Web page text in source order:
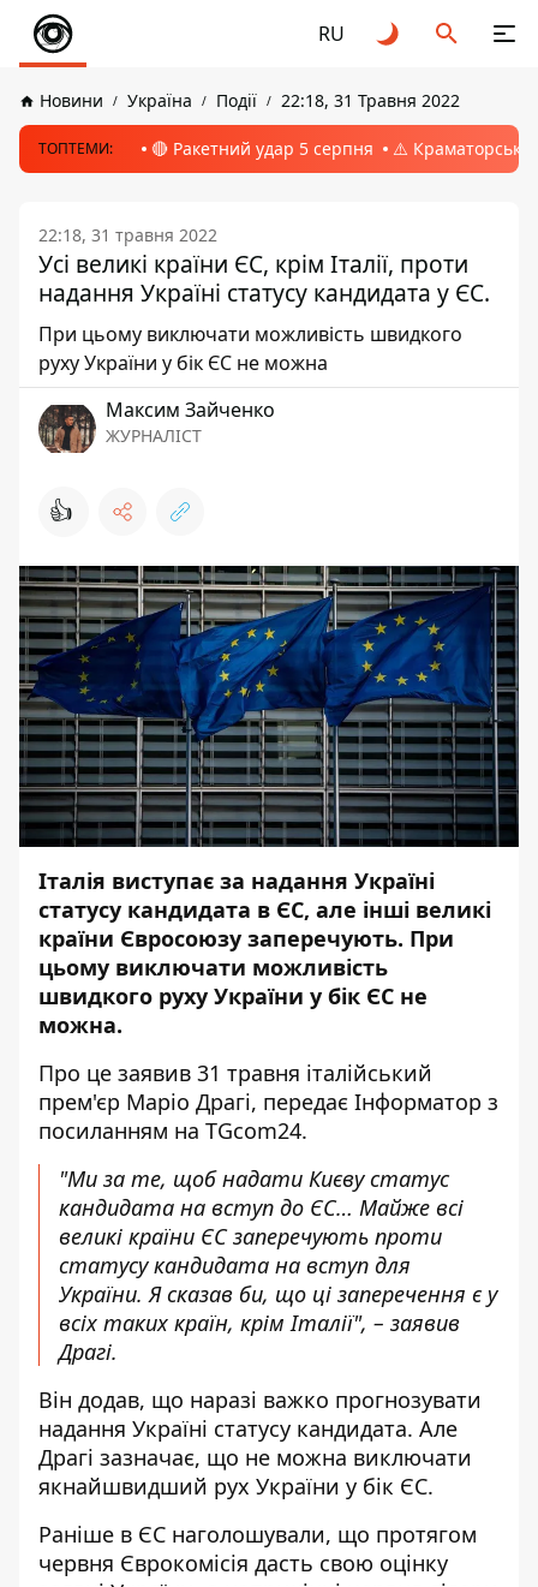
RU
Новини Україна Події 22:18, 31 Травня 2022
ТОПТЕМИ: 🔴 Ракетний удар 5 серпня ⚠️ Краматорськ,
22:18, 31 травня 2022
Усі великі країни ЄС, крім Італії, проти
надання Україні статусу кандидата у ЄС.
При цьому виключати можливість швидкого
руху України у бік ЄС не можна
Максим Зайченко
ЖУРНАЛІСТ
👍
Італія виступає за надання Україні
статусу кандидата в ЄС, але інші великі
країни Євросоюзу заперечують. При
цьому виключати можливість
швидкого руху України у бік ЄС не
можна.
Про це заявив 31 травня італійський
прем'єр Маріо Драгі, передає Інформатор з
посиланням на TGcom24.
"Ми за те, щоб надати Києву статус
кандидата на вступ до ЄС… Майже всі
великі країни ЄС заперечують проти
статусу кандидата на вступ для
України. Я сказав би, що ці заперечення є у
всіх таких країн, крім Італії", – заявив
Драгі.
Він додав, що наразі важко прогнозувати
надання Україні статусу кандидата. Але
Драгі зазначає, що не можна виключати
якнайшвидший рух України у бік ЄС.
Раніше в ЄС наголошували, що протягом
червня Єврокомісія дасть свою оцінку